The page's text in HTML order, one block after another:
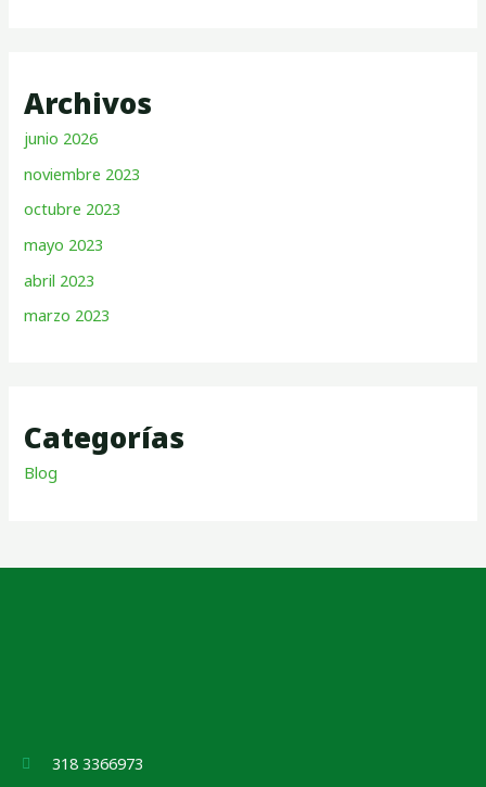
Archivos
junio 2026
noviembre 2023
octubre 2023
mayo 2023
abril 2023
marzo 2023
Categorías
Blog
318 3366973